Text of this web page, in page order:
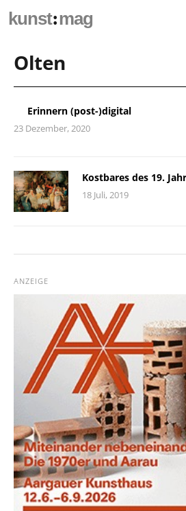
kunst:mag
Olten
Erinnern (post-)digital
23 Dezember, 2020
Kostbares des 19.
18 Juli, 2019
ANZEIGE